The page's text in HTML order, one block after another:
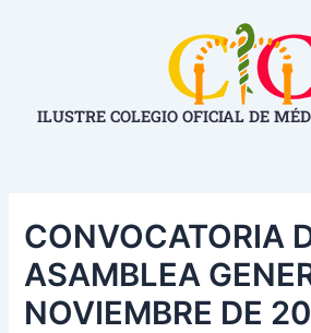
ILUSTRE COLEGIO OFICIAL DE
CONVOCATORIA
ASAMBLEA
NOVIEMBRE DE